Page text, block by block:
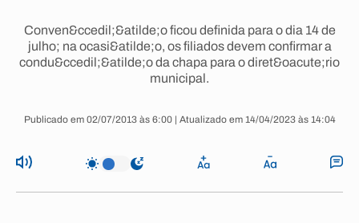
Conven&ccedil;&atilde;o ficou definida para o dia 14 de
julho; na ocasi&atilde;o, os filiados devem confirmar a
condu&ccedil;&atilde;o da chapa para o diret&oacute;rio
municipal.
Publicado em 02/07/2013 às 6:00 | Atualizado em 14/04/2023 às 14:04